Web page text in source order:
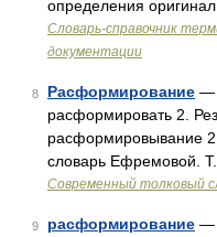
определения
Словарь-справочник
документации
8 Расформирование —
расформировать 2.
расформировывание
словарь Ефремовой.
Современный толковый
9 расформирование —